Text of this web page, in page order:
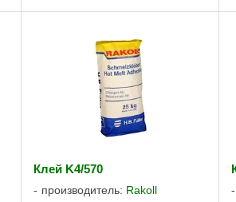
Клей-расплав RAKOLL TE 5728
теплостойкостью и ...
Клей K4/570
производитель: Rakoll